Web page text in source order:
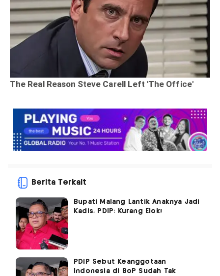
Berita Terkait
Bupati Malang Lantik Anaknya Jadi
Kadis, PDIP: Kurang Elok!
PDIP Sebut Keanggotaan
Indonesia di BoP Sudah Tak